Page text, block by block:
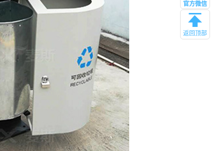
官方微信
返回顶部